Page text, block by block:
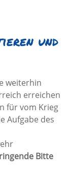
und
weiterhin
erreichen
für vom Krieg
Aufgabe des
Bitte